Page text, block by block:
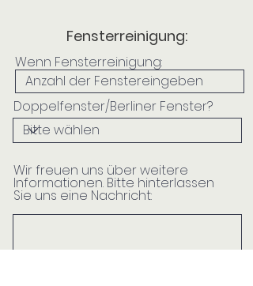
Fensterreinigung:
Wenn Fensterreinigung:
Doppelfenster/Berliner Fenster?
Wir freuen uns über weitere
Informationen. Bitte hinterlassen
Sie uns eine Nachricht: